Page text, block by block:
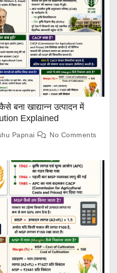
बना खाद्यान्न उत्पादन में
Explained
Papnai No Comments